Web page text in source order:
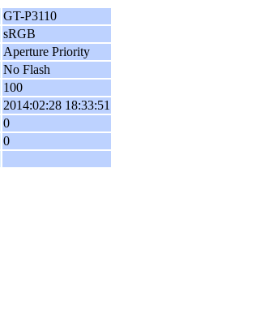
GT-P3110
sRGB
Aperture Priority
No Flash
100
2014:02:28 18:33:51
0
0